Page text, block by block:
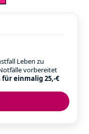
Leben zu
vorbereitet
für einmalig 25,-€